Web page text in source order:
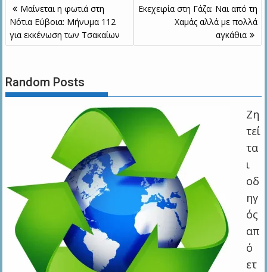
Πλοήγηση
άρθρων
Μαίνεται η φωτιά στη
Νότια Εύβοια: Μήνυμα 112
για εκκένωση των Τσακαίων
Εκεχειρία στη Γάζα: Ναι από τη
Χαμάς αλλά με πολλά
αγκάθια
Random Posts
Ζη
τεί
τα
ι
οδ
ηγ
ός
απ
ό
ετ